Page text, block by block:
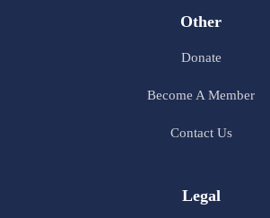
Other
Donate
Become A Member
Contact Us
Legal